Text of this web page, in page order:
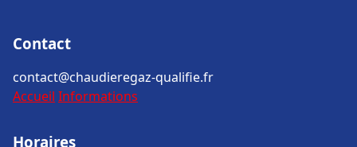
Contact
contact@chaudieregaz-qualifie.fr
Accueil Informations
Horaires